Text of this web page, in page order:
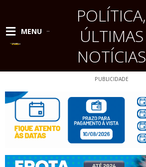
conteúdo
MENU
POLÍTICA,
ÚLTIMAS
NOTÍCIAS
PUBLICIDADE